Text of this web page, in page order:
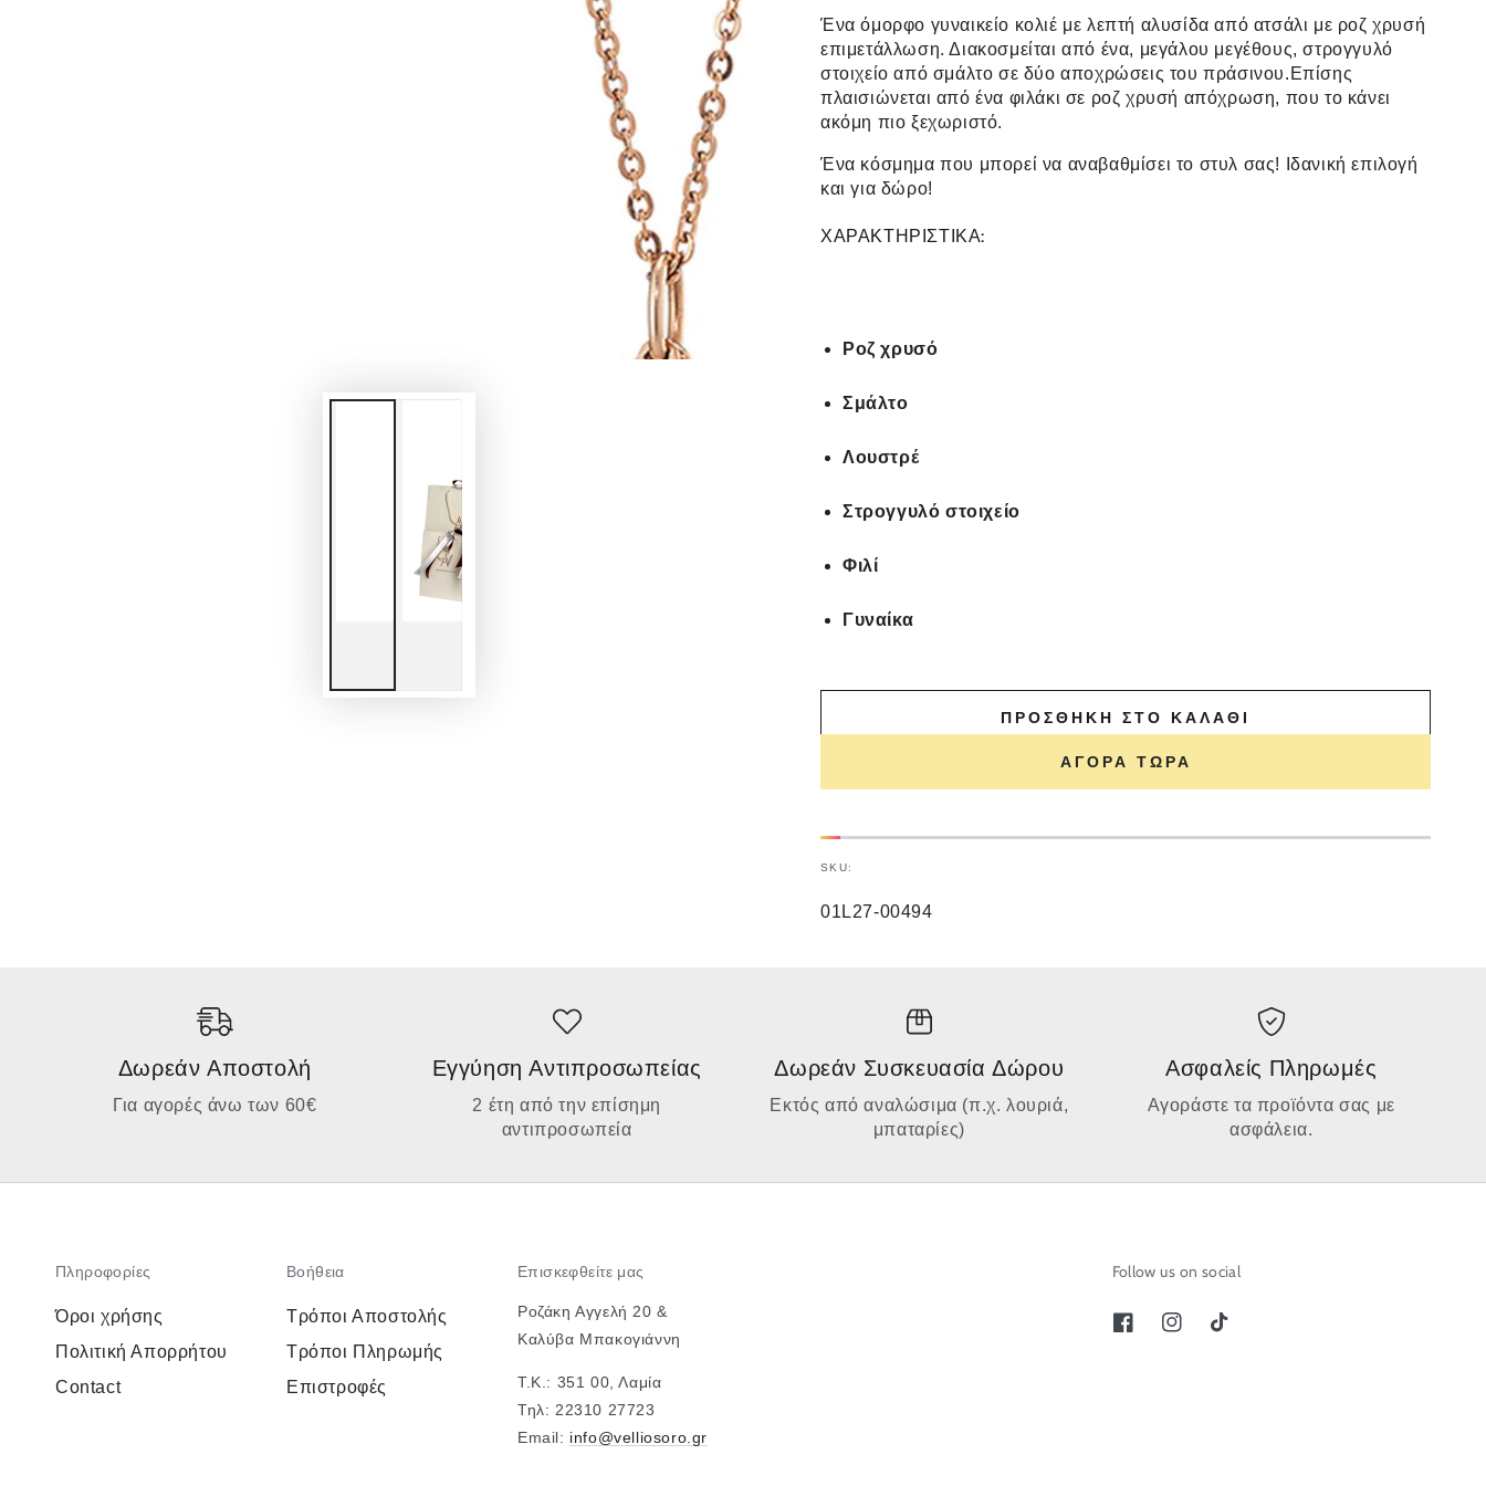
Ένα όμορφο γυναικείο κολιέ με λεπτή αλυσίδα από ατσάλι με ροζ χρυσή
επιμετάλλωση. Διακοσμείται από ένα, μεγάλου μεγέθους, στρογγυλό
στοιχείο από σμάλτο σε δύο αποχρώσεις του πράσινου.Επίσης
πλαισιώνεται από ένα φιλάκι σε ροζ χρυσή απόχρωση, που το κάνει
ακόμη πιο ξεχωριστό.
Ένα κόσμημα που μπορεί να αναβαθμίσει το στυλ σας! Ιδανική επιλογή
και για δώρο!
ΧΑΡΑΚΤΗΡΙΣΤΙΚΑ:
Ροζ χρυσό
Σμάλτο
Λουστρέ
Στρογγυλό στοιχείο
Φιλί
Γυναίκα
ΠΡΟΣΘΉΚΗ ΣΤΟ ΚΑΛΆΘΙ
ΑΓΟΡΆ ΤΏΡΑ
SKU:
01L27-00494
Δωρεάν Αποστολή
Για αγορές άνω των 60€
Εγγύηση Αντιπροσωπείας
2 έτη από την επίσημη
αντιπροσωπεία
Δωρεάν Συσκευασία Δώρου
Εκτός από αναλώσιμα (π.χ. λουριά,
μπαταρίες)
Ασφαλείς Πληρωμές
Αγοράστε τα προϊόντα σας με
ασφάλεια.
Πληροφορίες
Όροι χρήσης
Πολιτική Απορρήτου
Contact
Βοήθεια
Τρόποι Αποστολής
Τρόποι Πληρωμής
Επιστροφές
Επισκεφθείτε μας
Ροζάκη Αγγελή 20 &
Καλύβα Μπακογιάννη
Τ.Κ.: 351 00, Λαμία
Τηλ: 22310 27723
Email: info@velliosoro.gr
Follow us on social